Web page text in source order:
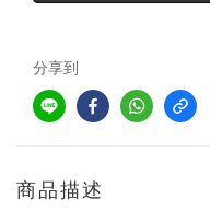
分享到
商品描述